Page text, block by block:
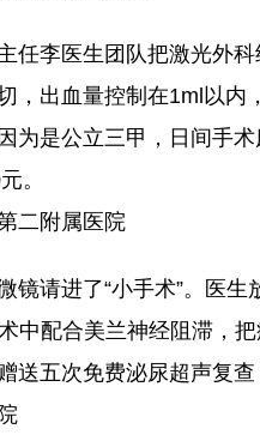
任李医生团队把激光外
，出血量控制在1ml以内
为是公立三甲，日间手
。
二附属医院
镜请进了“小手术”。医
中配合美兰神经阻滞，
送五次免费泌尿超声复